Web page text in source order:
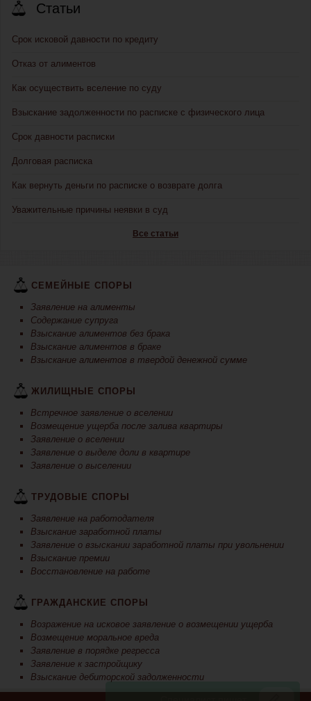
Статьи
Срок исковой давности по кредиту
Отказ от алиментов
Как осуществить вселение по суду
Взыскание задолженности по расписке с физического лица
Срок давности расписки
Долговая расписка
Как вернуть деньги по расписке о возврате долга
Уважительные причины неявки в суд
Все статьи
СЕМЕЙНЫЕ СПОРЫ
Заявление на алименты
Содержание супруга
Взыскание алиментов без брака
Взыскание алиментов в браке
Взыскание алиментов в твердой денежной сумме
ЖИЛИЩНЫЕ СПОРЫ
Встречное заявление о вселении
Возмещение ущерба после залива квартиры
Заявление о вселении
Заявление о выделе доли в квартире
Заявление о выселении
ТРУДОВЫЕ СПОРЫ
Заявление на работодателя
Взыскание заработной платы
Заявление о взыскании заработной платы при увольнении
Взыскание премии
Восстановление на работе
ГРАЖДАНСКИЕ СПОРЫ
Возражение на исковое заявление о возмещении ущерба
Возмещение моральное вреда
Заявление в порядке регресса
Заявление к застройщику
Взыскание дебиторской задолженности